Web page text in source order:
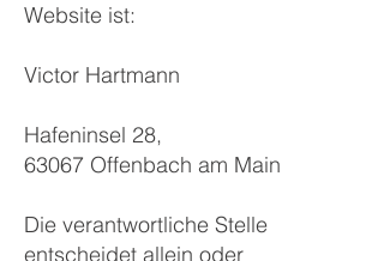
Website ist:
Victor Hartmann
Hafeninsel 28,
63067 Offenbach am Main
Die verantwortliche Stelle
entscheidet allein oder